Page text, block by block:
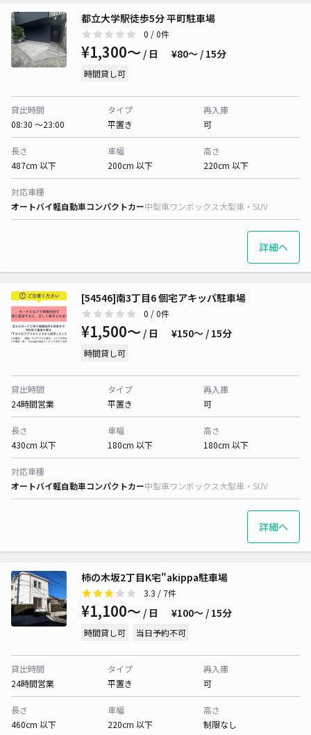
都立大学駅徒歩5分 平町駐車場
0 / 0件
¥1,300〜 / 日 ¥80〜 / 15分
時間貸し可
貸出時間
08:30 〜23:00
タイプ
平置き
再入庫
可
長さ
487cm 以下
車幅
200cm 以下
高さ
220cm 以下
対応車種
オートバイ軽自動車コンパクトカー中型車ワンボックス大型車・SUV
詳細へ
[54546]南3丁目6 個宅アキッパ駐車場
0 / 0件
¥1,500〜 / 日 ¥150〜 / 15分
時間貸し可
貸出時間
24時間営業
タイプ
平置き
再入庫
可
長さ
430cm 以下
車幅
180cm 以下
高さ
180cm 以下
対応車種
オートバイ軽自動車コンパクトカー中型車ワンボックス大型車・SUV
詳細へ
柿の木坂2丁目K宅"akippa駐車場
3.3 / 7件
¥1,100〜 / 日 ¥100〜 / 15分
時間貸し可 当日予約不可
貸出時間
24時間営業
タイプ
平置き
再入庫
可
長さ
460cm 以下
車幅
220cm 以下
高さ
制限なし